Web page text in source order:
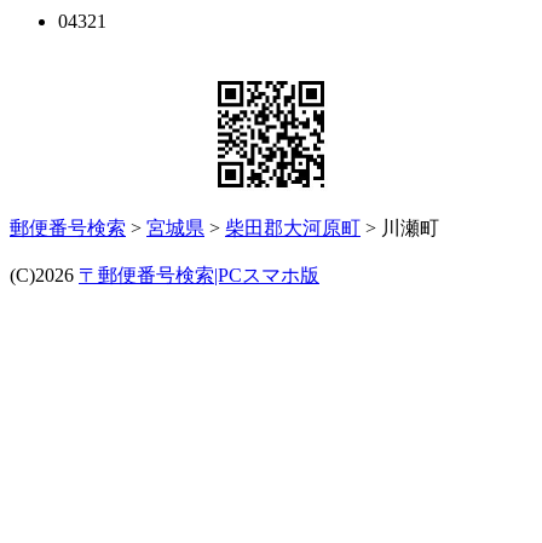
04321
郵便番号検索 > 宮城県 > 柴田郡大河原町 > 川瀬町
(C)2026 〒郵便番号検索|PCスマホ版